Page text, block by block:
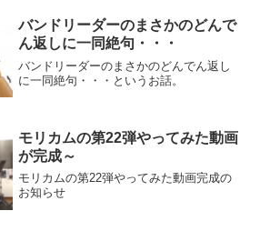
バンドリーダーのまさかのどんで
ん返しに一同絶句・・・
バンドリーダーのまさかのどんでん返し
に一同絶句・・・というお話。
モリカムの第22弾やってみた動画
が完成～
モリカムの第22弾やってみた動画完成の
お知らせ